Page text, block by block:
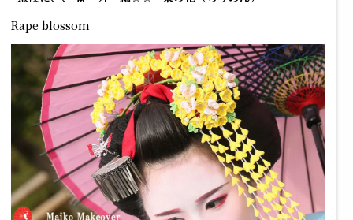
Rape blossom